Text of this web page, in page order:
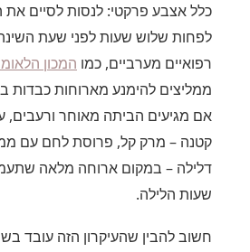
כלל אצבע פרקטי: לנסות לסיים את
לפחות שלוש שעות לפני שעת
רפואיים מערביים, כמו המכון
ממליצים להימנע מארוחות כבדות
אם מגיעים הביתה מאוחר ורעבים,
קטנה – מרק קל, פרוסת לחם עם
דלילה – במקום ארוחה מלאה
שעות הלילה.
חשוב להבין שהעיקרון הזה עובד